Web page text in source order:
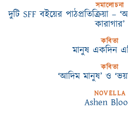
সমালোচনা
দুটি SFF বইয়ের পাঠপ্রতিক্রিয়া –
কারাগার’
কবিতা
মানুষ একদিন
কবিতা
‘আদিম মানুষ’ ও
NOVELLA
Ashen